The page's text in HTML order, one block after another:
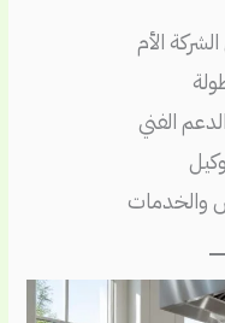
الأم
الفني
والخدمات